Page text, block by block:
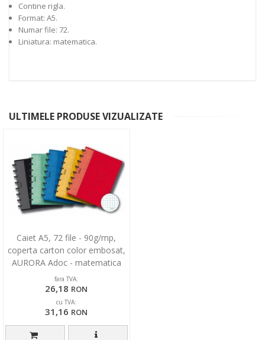
Contine rigla.
Format: A5.
Numar file: 72.
Liniatura: matematica.
ULTIMELE PRODUSE VIZUALIZATE
Caiet A5, 72 file - 90g/mp,
coperta carton color embosat,
AURORA Adoc - matematica
fara TVA:
26,18 RON
cu TVA:
31,16 RON